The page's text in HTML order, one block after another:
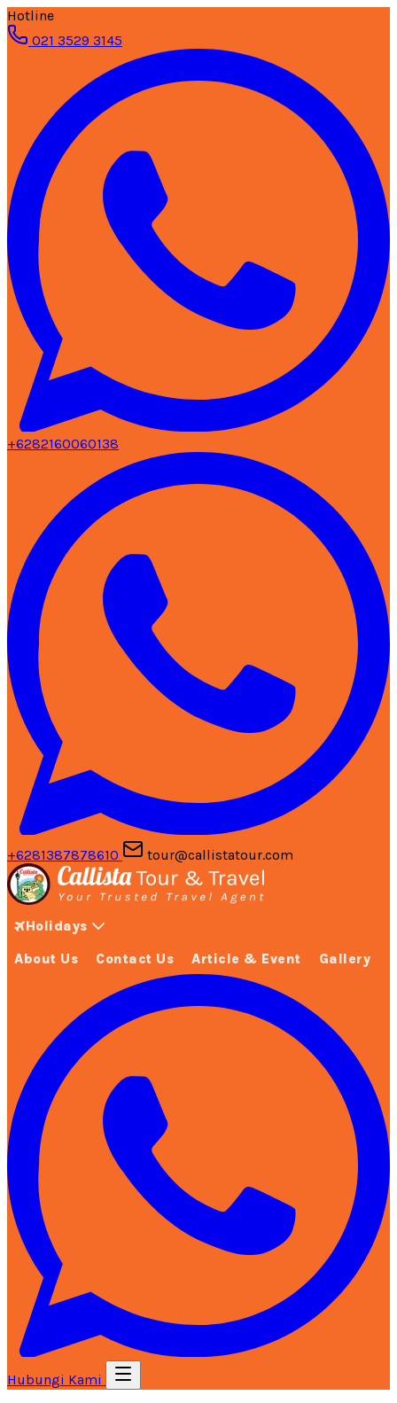
Hotline
021 3529 3145
+6282160060138
+6281387878610 tour@callistatour.com
Holidays
About Us Contact Us Article & Event Gallery
Hubungi Kami